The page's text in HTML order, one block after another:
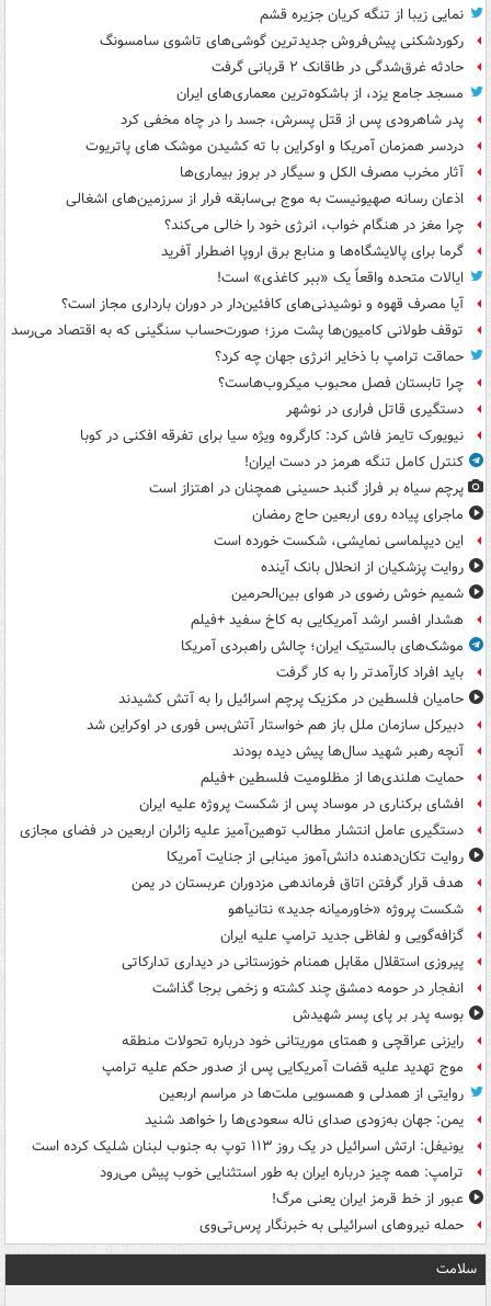
نمایی زیبا از تنگه کریان جزیره قشم
رکوردشکنی پیش‌فروش جدیدترین گوشی‌های تاشوی سامسونگ
حادثه غرق‌شدگی در طاقانک ۲ قربانی گرفت
مسجد جامع یزد، از باشکوه‌ترین معماری‌های ایران
پدر شاهرودی پس از قتل پسرش، جسد را در چاه مخفی کرد
دردسر همزمان آمریکا و اوکراین با ته کشیدن موشک های پاتریوت
آثار مخرب مصرف الکل و سیگار در بروز بیماری‌ها
اذعان رسانه صهیونیست به موج بی‌سابقه فرار از سرزمین‌های اشغالی
چرا مغز در هنگام خواب، انرژی خود را خالی می‌کند؟
گرما برای پالایشگاه‌ها و منابع برق اروپا اضطرار آفرید
ایالات متحده واقعاً یک «ببر کاغذی» است!
آیا مصرف قهوه و نوشیدنی‌های کافئین‌دار در دوران بارداری مجاز است؟
توقف طولانی کامیون‌ها پشت مرز؛ صورت‌حساب سنگینی که به اقتصاد می‌رسد
حماقت ترامپ با ذخایر انرژی جهان چه کرد؟
چرا تابستان فصل محبوب میکروب‌هاست؟
دستگیری قاتل فراری در نوشهر
نیویورک تایمز فاش کرد: کارگروه ویژه سیا برای تفرقه افکنی در کوبا
کنترل کامل تنگه هرمز در دست ایران!
پرچم سیاه بر فراز گنبد حسینی همچنان در اهتزاز است
ماجرای پیاده روی اربعین حاج رمضان
این دیپلماسی نمایشی، شکست خورده است
روایت پزشکیان از انحلال بانک آینده
شمیم خوش رضوی در هوای بین‌الحرمین
هشدار افسر ارشد آمریکایی به کاخ سفید +فیلم
موشک‌های بالستیک ایران؛ چالش راهبردی آمریکا
باید افراد کارآمدتر را به کار گرفت
حامیان فلسطین در مکزیک پرچم اسرائیل را به آتش کشیدند
دبیرکل سازمان ملل باز هم خواستار آتش‌بس فوری در اوکراین شد
آنچه رهبر شهید سال‌ها پیش دیده بودند
حمایت هلندی‌ها از مظلومیت فلسطین +فیلم
افشای برکناری در موساد پس از شکست پروژه علیه ایران
دستگیری عامل انتشار مطالب توهین‌آمیز علیه زائران اربعین در فضای مجازی
روایت تکان‌دهنده دانش‌آموز مینابی از جنایت آمریکا
هدف قرار گرفتن اتاق‌ فرماندهی مزدوران عربستان در یمن
شکست پروژه «خاورمیانه جدید» نتانیاهو
گزافه‌گویی و لفاظی جدید ترامپ علیه ایران
پیروزی استقلال مقابل همنام خوزستانی در دیداری تدارکاتی
انفجار در حومه دمشق چند کشته و زخمی برجا گذاشت
بوسه‌ پدر بر پای پسر شهیدش
رایزنی عراقچی و همتای موریتانی خود درباره تحولات منطقه
موج تهدید علیه قضات آمریکایی پس از صدور حکم علیه ترامپ
روایتی از همدلی و همسویی ملت‌ها در مراسم اربعین
یمن: جهان به‌زودی صدای ناله سعودی‌ها را خواهد شنید
یونیفل: ارتش اسرائیل در یک روز ۱۱۳ توپ به جنوب لبنان شلیک کرده است
ترامپ: همه چیز درباره ایران به طور استثنایی خوب پیش می‌رود
عبور از خط قرمز ایران یعنی مرگ!
حمله نیروهای اسرائیلی به خبرنگار پرس‌تی‌وی
سلامت